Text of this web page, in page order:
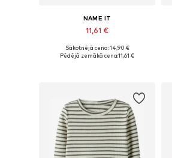
NAME IT
11,61 €
Pieejams daudzos izmēros
Sākotnējā cena: 14,90 €
Pēdējā zemākā cena:11,61 €